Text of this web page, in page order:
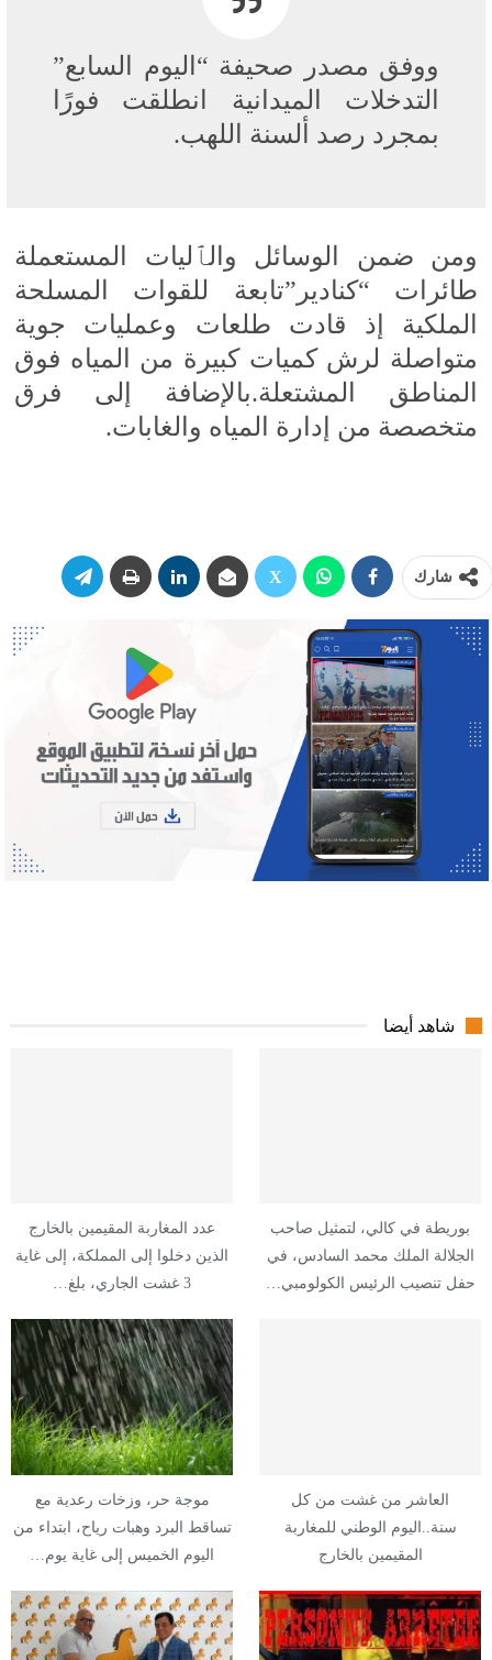
ووفق مصدر صحيفة “اليوم السابع”
التدخلات الميدانية انطلقت فورًا
بمجرد رصد ألسنة اللهب.
ومن ضمن الوسائل والٱليات المستعملة
طائرات “كنادير”تابعة للقوات المسلحة
الملكية إذ قادت طلعات وعمليات جوية
متواصلة لرش كميات كبيرة من المياه فوق
المناطق المشتعلة.بالإضافة إلى فرق
متخصصة من إدارة المياه والغابات.
شارك
شاهد أيضا
بوريطة في كالي، لتمثيل صاحب
الجلالة الملك محمد السادس، في
حفل تنصيب الرئيس الكولومبي…
عدد المغاربة المقيمين بالخارج
الذين دخلوا إلى المملكة، إلى غاية
3 غشت الجاري، بلغ…
العاشر من غشت من كل
سنة..اليوم الوطني للمغاربة
المقيمين بالخارج
موجة حر، وزخات رعدية مع
تساقط البرد وهبات رياح، ابتداء من
اليوم الخميس إلى غاية يوم…